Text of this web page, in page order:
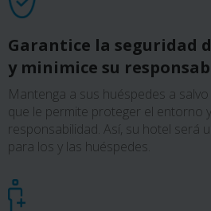
Garantice la seguridad
y minimice su
Mantenga a sus huéspedes a
que le permite proteger el entorno
responsabilidad. Así, su hotel será
para los y las huéspedes.